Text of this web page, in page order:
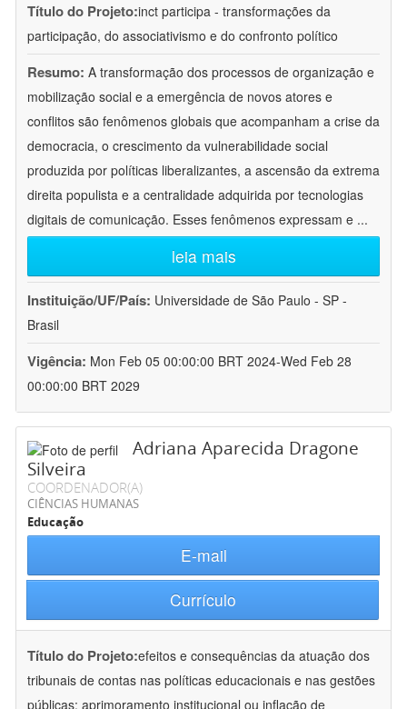
Título do Projeto:inct participa - transformações da
participação, do associativismo e do confronto político
Resumo: A transformação dos processos de organização e
mobilização social e a emergência de novos atores e
conflitos são fenômenos globais que acompanham a crise da
democracia, o crescimento da vulnerabilidade social
produzida por políticas liberalizantes, a ascensão da extrema
direita populista e a centralidade adquirida por tecnologias
digitais de comunicação. Esses fenômenos expressam e ...
leia mais
Instituição/UF/País: Universidade de São Paulo - SP -
Brasil
Vigência: Mon Feb 05 00:00:00 BRT 2024-Wed Feb 28
00:00:00 BRT 2029
Adriana Aparecida Dragone
Silveira
COORDENADOR(A)
CIÊNCIAS HUMANAS
Educação
E-mail
Currículo
Título do Projeto:efeitos e consequências da atuação dos
tribunais de contas nas políticas educacionais e nas gestões
públicas: aprimoramento institucional ou inflação de